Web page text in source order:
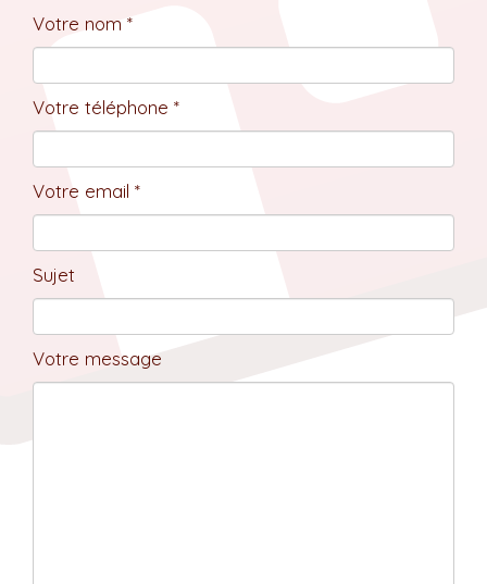
Votre nom *
Votre téléphone *
Votre email *
Sujet
Votre message